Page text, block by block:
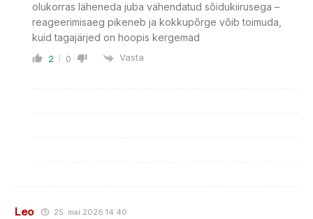
olukorras läheneda juba vähendatud sõidukiirusega –
reageerimisaeg pikeneb ja kokkupõrge võib toimuda,
kuid tagajärjed on hoopis kergemad
2 0 Vasta
Leo 25. mai 2026 14:40